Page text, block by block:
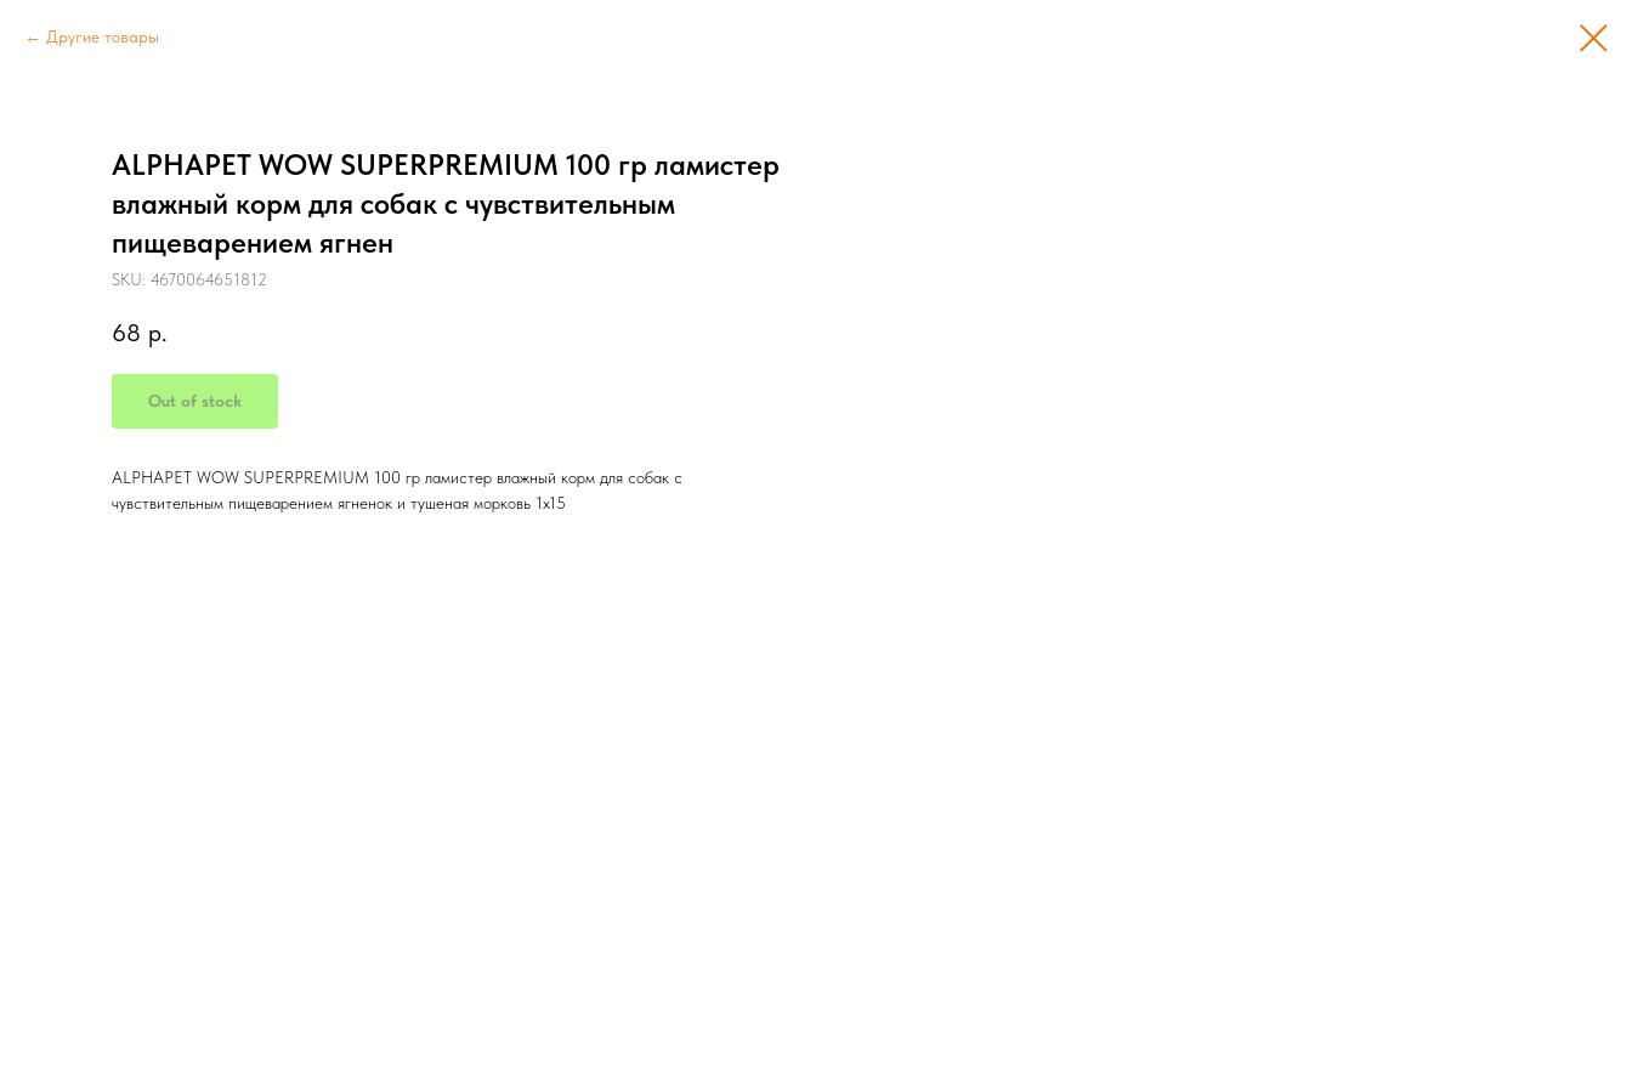
Другие товары
ALPHAPET WOW SUPERPREMIUM 100 гр ламистер
влажный корм для собак с чувствительным
пищеварением ягнен
SKU: 4670064651812
68 р.
Out of stock
ALPHAPET WOW SUPERPREMIUM 100 гр ламистер влажный корм для собак с
чувствительным пищеварением ягненок и тушеная морковь 1х15